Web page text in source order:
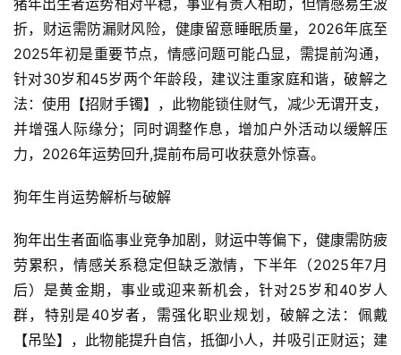
猪年出生者运势相对平稳，事业有贵人相助，但情感易生波
折，财运需防漏财风险，健康留意睡眠质量，2026年底至
2025年初是重要节点，情感问题可能凸显，需提前沟通，
针对30岁和45岁两个年龄段，建议注重家庭和谐，破解之
法：使用【招财手镯】，此物能锁住财气，减少无谓开支，
并增强人际缘分；同时调整作息，增加户外活动以缓解压
力，2026年运势回升,提前布局可收获意外惊喜。
狗年生肖运势解析与破解
狗年出生者面临事业竞争加剧，财运中等偏下，健康需防疲
劳累积，情感关系稳定但缺乏激情，下半年（2025年7月
后）是黄金期，事业或迎来新机会，针对25岁和40岁人
群，特别是40岁者，需强化职业规划，破解之法：佩戴
【吊坠】，此物能提升自信，抵御小人，并吸引正财运；建